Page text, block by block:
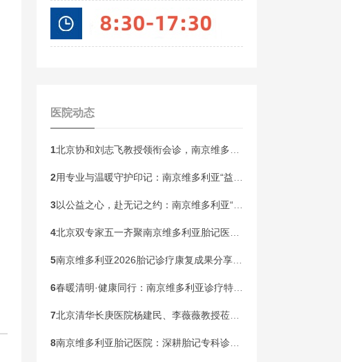
医院动态
1北京协和刘志飞教授领衔会诊，南京维多利亚胎记开启“无记童年·胎记血管瘤公益祛记”健康行动！
2用专业与温暖守护印记：南京维多利亚“益心护航”胎记患者皮肤健康关爱计划即将启动
3以公益之心，赴无记之约：南京维多利亚“无记人生”胎记精准诊疗帮扶计划本周末启动！
4北京双专家五一齐聚南京维多利亚胎记医院！开展京宁专家联合会诊
5南京维多利亚2026胎记诊疗康复成果分享会，共同见证康复新生
6春暖清明·健康同行：南京维多利亚诊疗特邀北京清华长庚李薇薇教授亲诊，惠民行动同步落地
7北京清华长庚医院杨建民、李薇薇教授莅临南京维多利亚，国庆黄金周盛大开启胎记专病联合会诊！
8南京维多利亚胎记医院：深耕胎记专科诊疗，构建全龄健康管理新范式